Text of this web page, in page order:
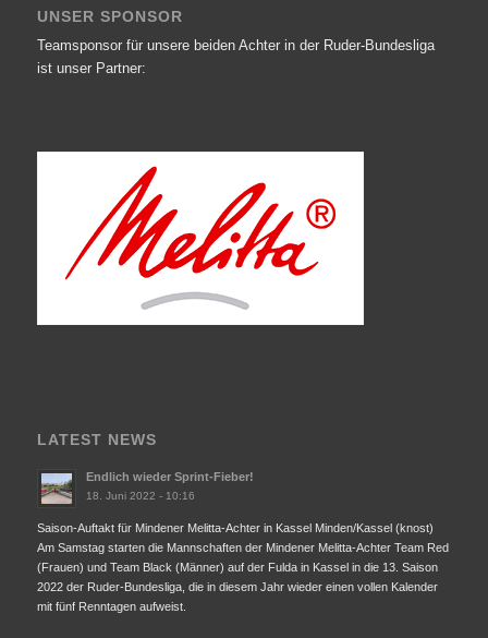
UNSER SPONSOR
Teamsponsor für unsere beiden Achter in der Ruder-Bundesliga
ist unser Partner:
LATEST NEWS
Endlich wieder Sprint-Fieber!
18. Juni 2022 - 10:16
Saison-Auftakt für Mindener Melitta-Achter in Kassel Minden/Kassel (knost)
Am Samstag starten die Mannschaften der Mindener Melitta-Achter Team Red
(Frauen) und Team Black (Männer) auf der Fulda in Kassel in die 13. Saison
2022 der Ruder-Bundesliga, die in diesem Jahr wieder einen vollen Kalender
mit fünf Renntagen aufweist.